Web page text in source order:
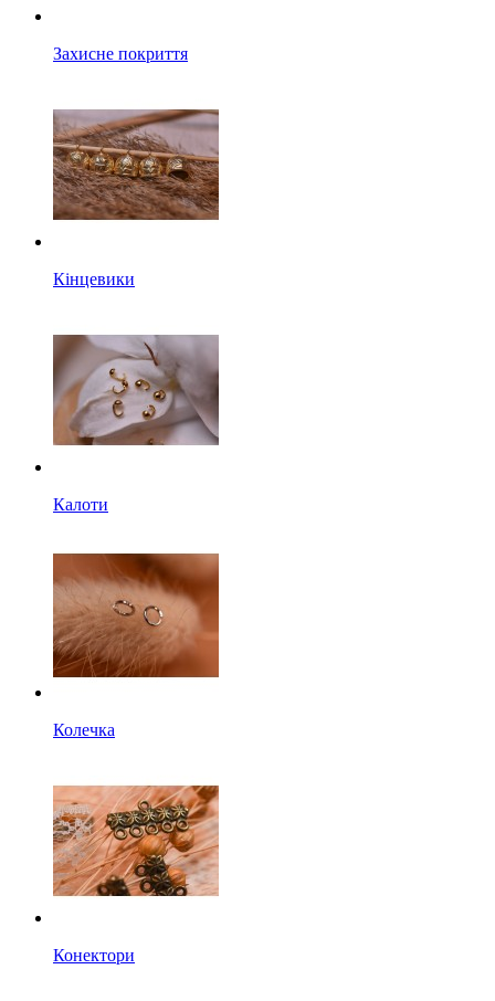
Захисне покриття
Кінцевики
Калоти
Колечка
Конектори